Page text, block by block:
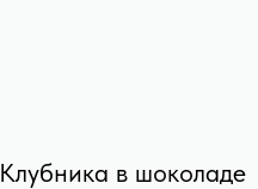
Клубника в шоколаде